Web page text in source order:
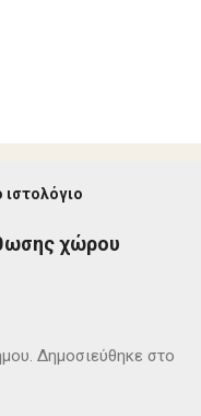
χώρου
Δημοσιεύθηκε στο